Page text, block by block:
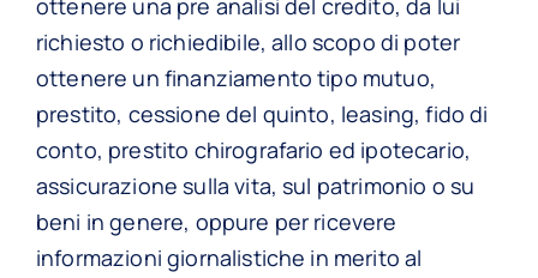
ottenere una pre analisi del credito, da lui
richiesto o richiedibile, allo scopo di poter
ottenere un finanziamento tipo mutuo,
prestito, cessione del quinto, leasing, fido di
conto, prestito chirografario ed ipotecario,
assicurazione sulla vita, sul patrimonio o su
beni in genere, oppure per ricevere
informazioni giornalistiche in merito al